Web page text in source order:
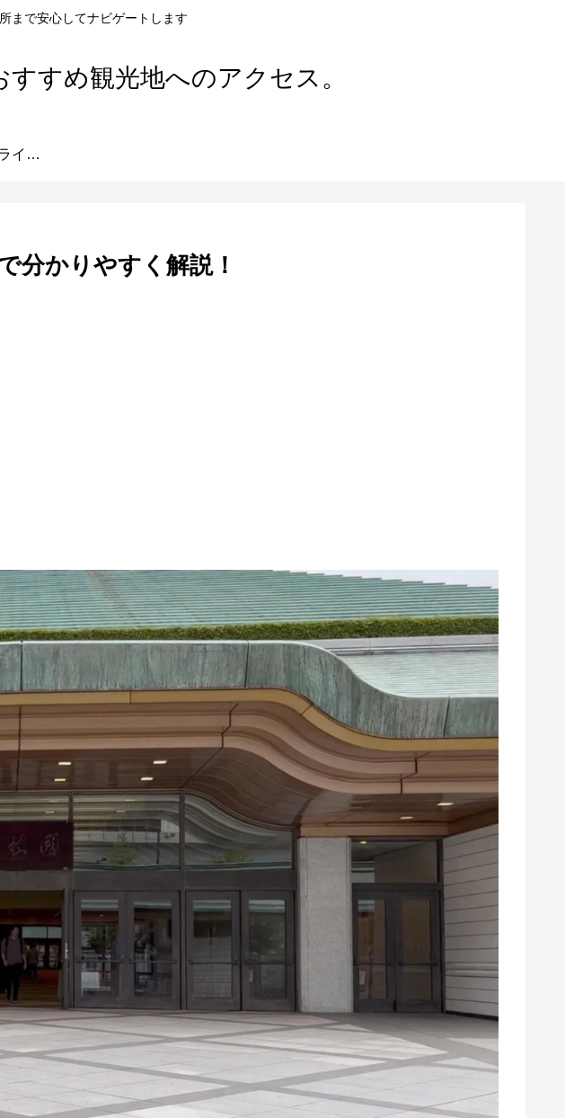
まで安心してナビゲートします
すめ観光地へのアクセス。
運営者情報及びプライバシーポリシー
分かりやすく解説！